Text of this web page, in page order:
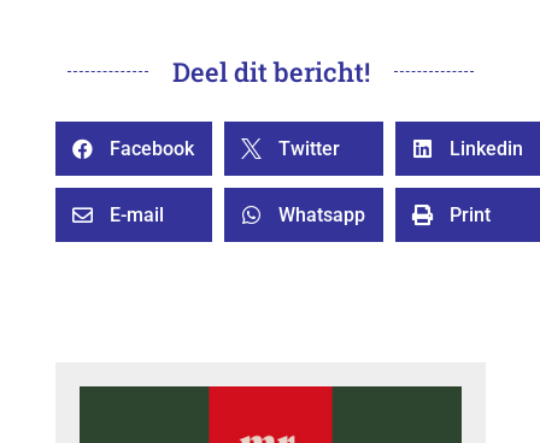
Deel dit bericht!
 Facebook  Twitter  Linkedin
 E-mail  Whatsapp  Print